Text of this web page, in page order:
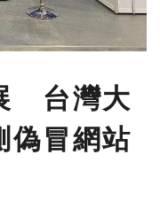
台灣大
偽冒網站